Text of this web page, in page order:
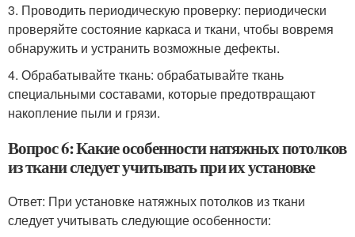
3. Проводить периодическую проверку: периодически
проверяйте состояние каркаса и ткани, чтобы вовремя
обнаружить и устранить возможные дефекты.
4. Обрабатывайте ткань: обрабатывайте ткань
специальными составами, которые предотвращают
накопление пыли и грязи.
Вопрос 6: Какие особенности натяжных потолков
из ткани следует учитывать при их установке
Ответ: При установке натяжных потолков из ткани
следует учитывать следующие особенности: